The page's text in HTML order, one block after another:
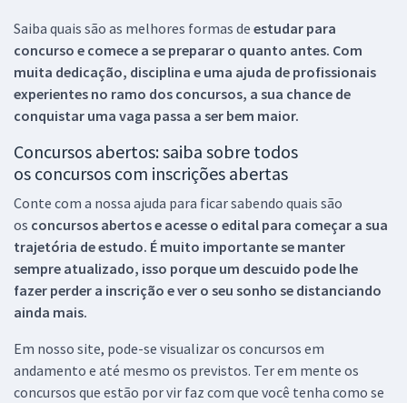
Saiba quais são as melhores formas de estudar para
concurso e comece a se preparar o quanto antes. Com
muita dedicação, disciplina e uma ajuda de profissionais
experientes no ramo dos concursos, a sua chance de
conquistar uma vaga passa a ser bem maior.
Concursos abertos: saiba sobre todos
os concursos com inscrições abertas
Conte com a nossa ajuda para ficar sabendo quais são
os concursos abertos e acesse o edital para começar a sua
trajetória de estudo. É muito importante se manter
sempre atualizado, isso porque um descuido pode lhe
fazer perder a inscrição e ver o seu sonho se distanciando
ainda mais.
Em nosso site, pode-se visualizar os concursos em
andamento e até mesmo os previstos. Ter em mente os
concursos que estão por vir faz com que você tenha como se